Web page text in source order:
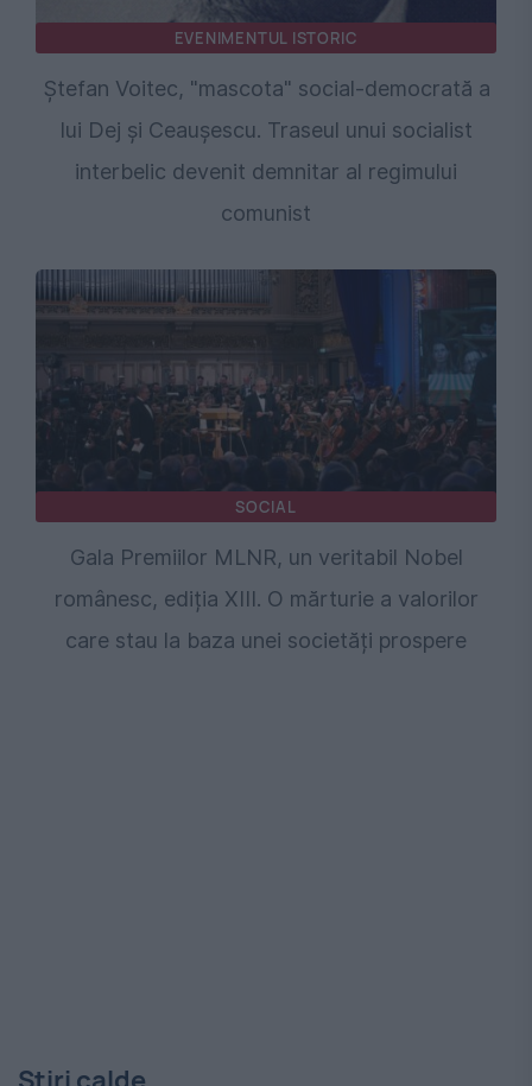
EVENIMENTUL ISTORIC
Ștefan Voitec, "mascota" social-democrată a
lui Dej și Ceaușescu. Traseul unui socialist
interbelic devenit demnitar al regimului
comunist
SOCIAL
Gala Premiilor MLNR, un veritabil Nobel
românesc, ediția XIII. O mărturie a valorilor
care stau la baza unei societăți prospere